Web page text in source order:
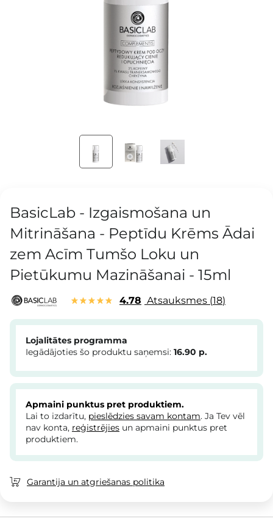
BasicLab - Izgaismošana un
Mitrināšana - Peptīdu Krēms Ādai
zem Acīm Tumšo Loku un
Pietūkumu Mazināšanai - 15ml
4.78 Atsauksmes 18
Lojalitātes programma
Iegādājoties šo produktu saņemsi: 16.90 p.
Apmaini punktus pret produktiem.
Lai to izdarītu, pieslēdzies savam kontam. Ja Tev vēl
nav konta, reģistrējies un apmaini punktus pret
produktiem.
Garantija un atgriešanas politika